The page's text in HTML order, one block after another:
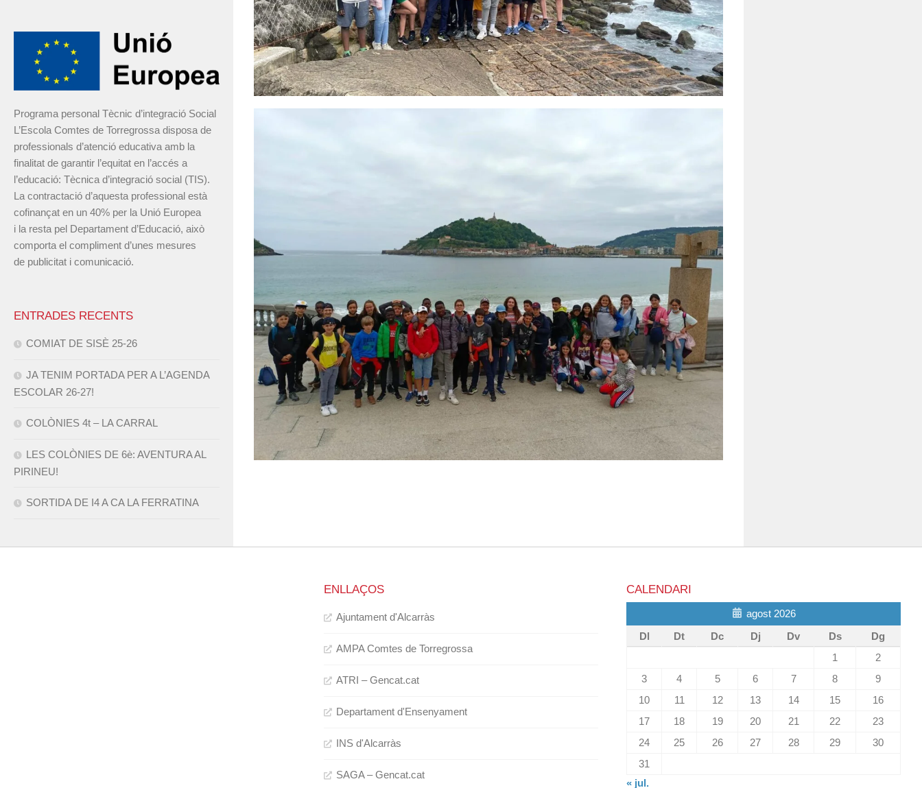
Programa personal Tècnic d’integració Social
L’Escola Comtes de Torregrossa disposa de
professionals d’atenció educativa amb la
finalitat de garantir l’equitat en l’accés a
l’educació: Tècnica d’integració social (TIS).
La contractació d’aquesta professional està
cofinançat en un 40% per la Unió Europea
i la resta pel Departament d’Educació, això
comporta el compliment d’unes mesures
de publicitat i comunicació.
ENTRADES RECENTS
COMIAT DE SISÈ 25-26
JA TENIM PORTADA PER A L’AGENDA
ESCOLAR 26-27!
COLÒNIES 4t – LA CARRAL
LES COLÒNIES DE 6è: AVENTURA AL
PIRINEU!
SORTIDA DE I4 A CA LA FERRATINA
ENLLAÇOS
Ajuntament d'Alcarràs
AMPA Comtes de Torregrossa
ATRI – Gencat.cat
Departament d'Ensenyament
INS d'Alcarràs
SAGA – Gencat.cat
CALENDARI
agost 2026
Dl
Dt Dc Dj Dv Ds
Dg
1
2
3
4 5 6 7 8
9
10
11 12 13 14 15
16
17
18 19 20 21 22
23
24
25 26 27 28 29
30
31
« jul.